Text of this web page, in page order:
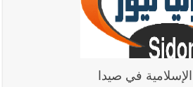
معتاد والحرارة ضمن معدلاتها
في صيدا